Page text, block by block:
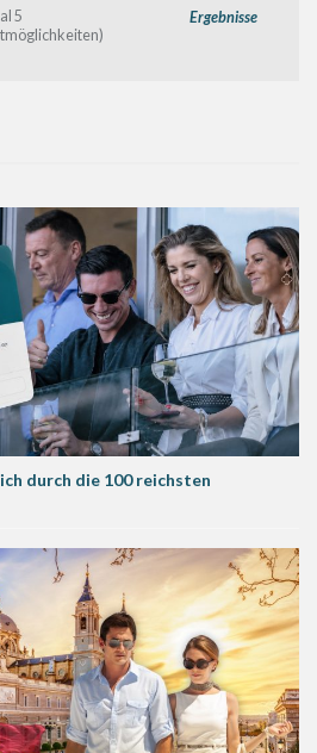
Ergebnisse
5
durch die 100 reichsten